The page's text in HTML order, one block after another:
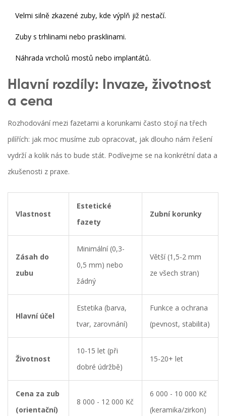
Velmi silně zkazené zuby, kde výplň již nestačí.
Zuby s trhlinami nebo prasklinami.
Náhrada vrcholů mostů nebo implantátů.
Hlavní rozdíly: Invaze, životnost
a cena
Rozhodování mezi fazetami a korunkami často stojí na třech
pilířích: jak moc musíme zub opracovat, jak dlouho nám řešení
vydrží a kolik nás to bude stát. Podívejme se na konkrétní data a
zkušenosti z praxe.
Vlastnost
Estetické
fazety
Zubní korunky
Zásah do
zubu
Minimální (0,3-
0,5 mm) nebo
žádný
Větší (1,5-2 mm
ze všech stran)
Hlavní účel
Estetika (barva,
tvar, zarovnání)
Funkce a ochrana
(pevnost, stabilita)
Životnost
10-15 let (při
dobré údržbě)
15-20+ let
Cena za zub
(orientační)
8 000 - 12 000 Kč
6 000 - 10 000 Kč
(keramika/zirkon)